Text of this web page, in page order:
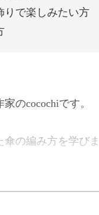
で楽しみたい方
のcocochiです。
の編み方を学びま